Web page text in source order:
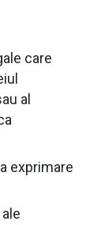
care
al
exprimare